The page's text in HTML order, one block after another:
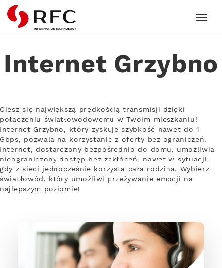
RFC
Internet Grzybno
Ciesz się największą prędkością transmisji dzięki
połączeniu światłowodowemu w Twoim mieszkaniu!
Internet Grzybno, który zyskuje szybkość nawet do 1
Gbps, pozwala na korzystanie z oferty bez ograniczeń.
Internet, dostarczony bezpośrednio do domu, umożliwia
nieograniczony dostęp bez zakłóceń, nawet w sytuacji,
gdy z sieci jednocześnie korzysta cała rodzina. Wybierz
światłowód, który umożliwi przeżywanie emocji na
najlepszym poziomie!